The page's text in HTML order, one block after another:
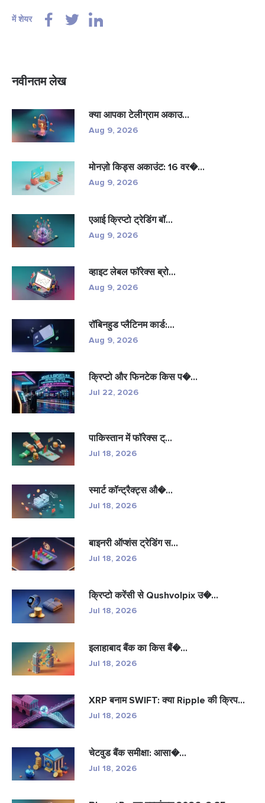
में शेयर
नवीनतम लेख
क्या आपका टेलीग्राम अकाउ...
Aug 9, 2026
मोनज़ो किड्स अकाउंट: 16 वर�...
Aug 9, 2026
एआई क्रिप्टो ट्रेडिंग बॉ...
Aug 9, 2026
व्हाइट लेबल फॉरेक्स ब्रो...
Aug 9, 2026
रॉबिनहुड प्लैटिनम कार्ड:...
Aug 9, 2026
क्रिप्टो और फिनटेक किस प�...
Jul 22, 2026
पाकिस्तान में फॉरेक्स ट्...
Jul 18, 2026
स्मार्ट कॉन्ट्रैक्ट्स औ�...
Jul 18, 2026
बाइनरी ऑप्शंस ट्रेडिंग स...
Jul 18, 2026
क्रिप्टो करेंसी से Qushvolpix उ�...
Jul 18, 2026
इलाहाबाद बैंक का किस बैं�...
Jul 18, 2026
XRP बनाम SWIFT: क्या Ripple की क्रिप...
Jul 18, 2026
चेटवुड बैंक समीक्षा: आसा�...
Jul 18, 2026